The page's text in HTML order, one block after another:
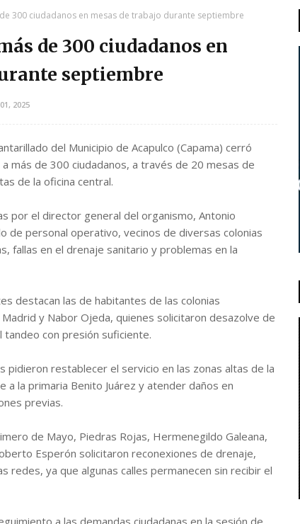
300 ciudadanos en mesas de trabajo durante septiembre
de 300 ciudadanos en
septiembre
2025
del Municipio de Acapulco (Capama) cerró
más de 300 ciudadanos, a través de 20 mesas de
de la oficina central.
por el director general del organismo, Antonio
de personal operativo, vecinos de diversas colonias
fallas en el drenaje sanitario y problemas en la
destacan las de habitantes de las colonias
y Nabor Ojeda, quienes solicitaron desazolve de
con presión suficiente.
pidieron restablecer el servicio en las zonas altas de la
a la primaria Benito Juárez y atender daños en
previas.
de Mayo, Piedras Rojas, Hermenegildo Galeana,
Esperón solicitaron reconexiones de drenaje,
redes, ya que algunas calles permanecen sin recibir el
a las demandas ciudadanas en la sesión de